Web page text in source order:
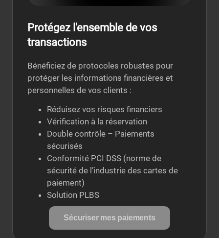
Protégez l'ensemble de vos
transactions
Bénéficiez de protocoles robustes pour
protéger les informations financières et
personnelles de vos clients :
Réduisez vos risques financiers
Vérification à la réservation
Double contrôle – Paiements
sécurisés
Conformité PCI DSS (norme de
sécurité de l’industrie des cartes de
paiement)
Solution PLBS
Sécuriser mes paiements